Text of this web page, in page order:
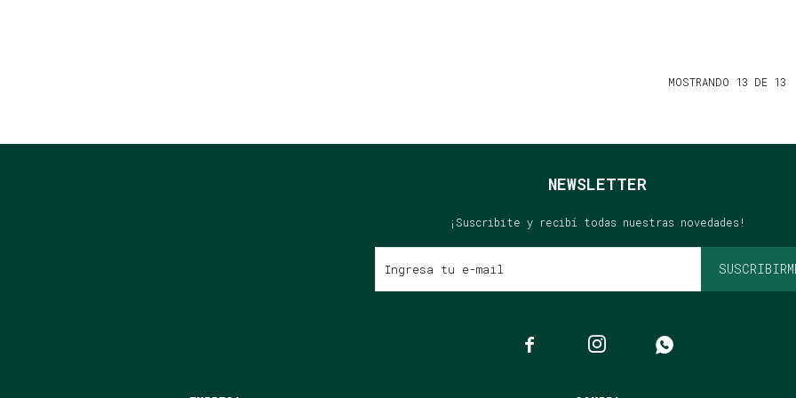
MOSTRANDO 13 DE 13
NEWSLETTER
¡Suscribite y recibí todas nuestras novedades!
  